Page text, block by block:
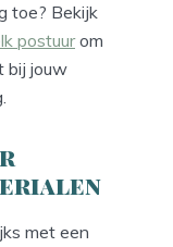
toe? Bekijk
postuurom
bij jouw
met een